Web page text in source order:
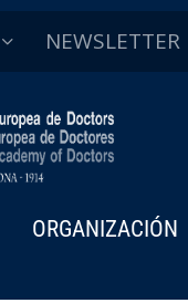
NEWSLETTER
ORGANIZACIÓN